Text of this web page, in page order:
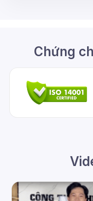
Chứng